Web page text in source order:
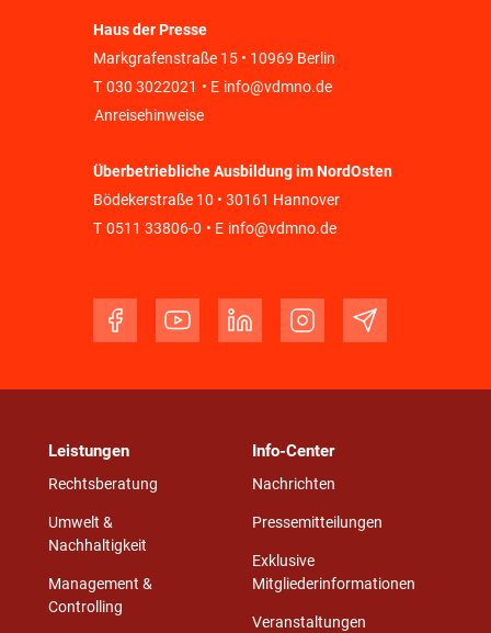
Haus der Presse
Markgrafenstraße 15 • 10969 Berlin
T 030 3022021 • E info@vdmno.de
Anreisehinweise
Überbetriebliche Ausbildung im NordOsten
Bödekerstraße 10 • 30161 Hannover
T 0511 33806-0 • E info@vdmno.de
Leistungen
Rechtsberatung
Umwelt &
Nachhaltigkeit
Management &
Controlling
Info-Center
Nachrichten
Pressemitteilungen
Exklusive
Mitgliederinformationen
Veranstaltungen